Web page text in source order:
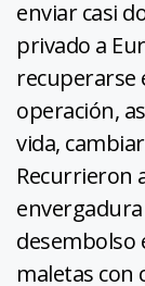
enviar casi
privado a
recuperarse
operación,
vida,
Recurrieron
desembolso
maletas con